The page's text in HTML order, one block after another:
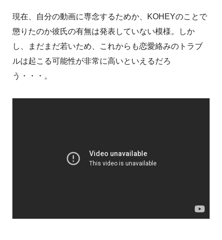
現在、自分の動画に専念するためか、KOHEYのことで
懲りたのか彼氏の有無は発表していない模様。しか
し、まだまだ若いため、これからも恋愛絡みのトラブ
ルは起こる可能性が非常に高いといえるだろ
う・・・。